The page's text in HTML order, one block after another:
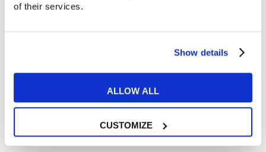
of their services.
Show details
ALLOW ALL
CUSTOMIZE
11